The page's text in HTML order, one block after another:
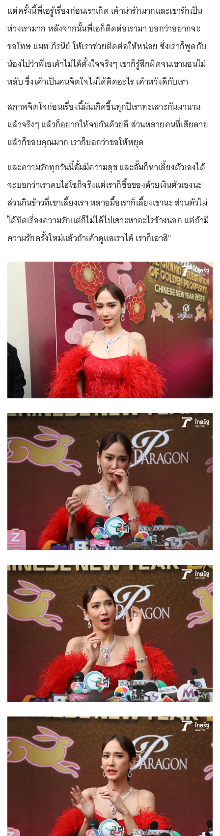
แต่ครั้งนี้พี่เอรู้เรื่องก่อนเราเกิด เค้าน่ารักมากและเขารักเป็น
ห่วงเรามาก หลังจากนั้นพี่เอก็ติดต่อเรามา บอกว่าอยากจะ
ขอโทษ แมท ภีรนีย์ ให้เราช่วยติดต่อให้หน่อย ซึ่งเราก็พูดกับ
น้องไปว่าพี่เอเค้าไม่ได้ตั้งใจจริงๆ เขาก็รู้สึกผิดจนเขานอนไม่
หลับ ซึ่งเค้าเป็นคนจิตใจไม่ได้คิดอะไร เค้าหวังดีกับเรา
สภาพจิตใจก่อนเรื่องนี้มันเกิดขึ้นทุกปีเราทะเลาะกันมานาน
แล้วจริงๆ แล้วก็อยากให้จบกันด้วยดี ส่วนหลายคนที่เสียดาย
แล้วก็ขอบคุณมาก เราก็บอกว่าขอให้หยุด
และความรักทุกวันนี้อั้มมีความสุข และอั้มก็หาเลี้ยงตัวเองได้
จะบอกว่าเราคบไฮโซก็จริงแต่เราก็ซื้อของด้วยเงินตัวเองนะ
ส่วนกินข้าวที่เขาเลี้ยงเรา หลายมื้อเราก็เลี้ยงเขานะ ส่วนตัวไม่
ได้ปิดเรื่องความรักแต่ก็ไม่ได้ไปเสาะหาอะไรข้างนอก แต่ถ้ามี
ความรักครั้งใหม่แล้วถ้าเค้าดูแลเราได้ เราก็เอาสิ"